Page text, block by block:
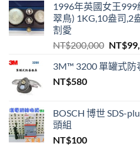
1996年英國女王
翠鳥) 1KG,10盎司,2
割愛
NT$200,000 原
價
NT$
3M™ 3200 單罐式防
NT$580
BOSCH 博世 SDS-
頭組
NT$100